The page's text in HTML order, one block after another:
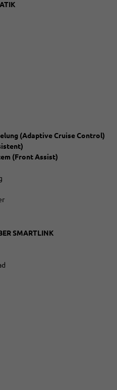
(Adaptive Cruise Control)
(Front Assist)
SMARTLINK